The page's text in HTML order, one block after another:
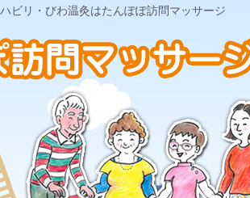
ビリ・びわ温灸はたんぽぽ訪問マッサージ